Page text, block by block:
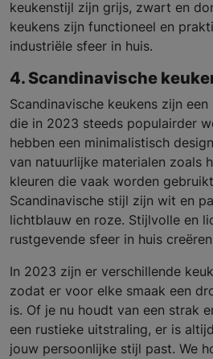
keukenstijl zijn grijs, zwart en
keukens zijn functioneel en
industriële sfeer in huis.
4. Scandinavische
Scandinavische keukens zijn
die in 2023 steeds populairder
hebben een minimalistisch
van natuurlijke materialen zoals
kleuren die vaak worden
Scandinavische stijl zijn wit en
lichtblauw en roze. Stijlvolle en
rustgevende sfeer in huis
In 2023 zijn er verschillende
zodat er voor elke smaak een
is. Of je nu houdt van een strak
een rustieke uitstraling, er is
jouw persoonlijke stijl past. We